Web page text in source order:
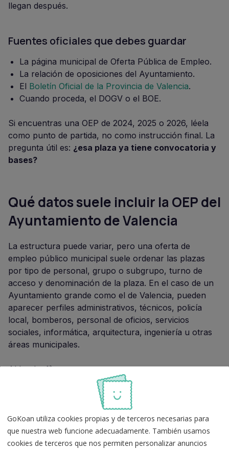
llegan después.
Fuentes oficiales que debes guardar
La página municipal de Oferta Pública de Empleo.
La relación de oposiciones del Ayuntamiento.
El Boletín Oficial de la Provincia de Valencia.
Cuando proceda, el DOGV o el BOE.
Si encuentras una OEP de 2024, 2025 o 2026, léela
como punto de partida, no como instrucción final. La
pregunta útil es: ¿esa plaza ya tiene convocatoria y
bases?
Qué datos suele incluir la OEP del
Ayuntamiento de Valencia
La estructura puede variar, pero una oferta de
empleo público municipal suele ordenar las plazas
por tipo de personal, grupo o subgrupo, turno de
acceso y denominación de la plaza. En el caso de un
Ayuntamiento grande como el de Valencia, pueden
aparecer perfiles administrativos, técnicos, policía
local, bomberos, personal de oficios, servicios
sociales, informática, arquitectura, ingeniería u otras
áreas municipales.
Al leerla, fíjate en estos puntos:
Denominación exacta de la plaza:
auxiliar administrativo que administrativo, técnico
medio o técnico superior.
Turno de acceso:libre, promoción interna,
movilidad, estabilización u otra modalidad.
GoKoan utiliza cookies propias y de terceros necesarias para
que nuestra web funcione adecuadamente. También usamos
cookies de terceros que nos permiten personalizar anuncios